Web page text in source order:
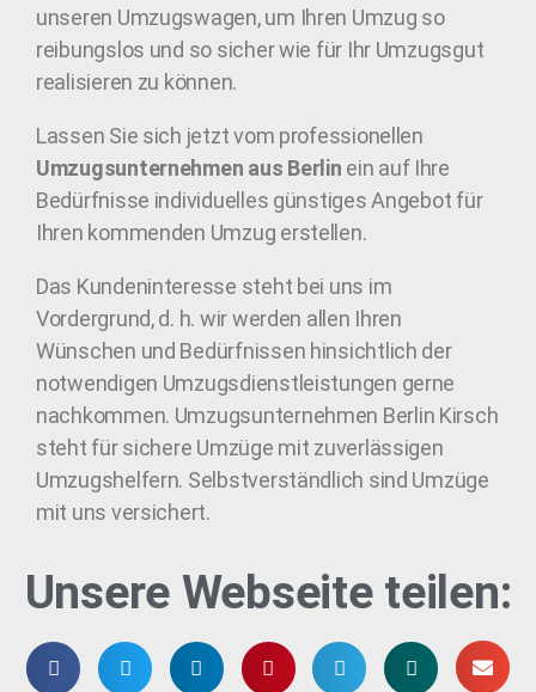
unseren Umzugswagen, um Ihren Umzug so
reibungslos und so sicher wie für Ihr Umzugsgut
realisieren zu können.
Lassen Sie sich jetzt vom professionellen
Umzugsunternehmen aus Berlin ein auf Ihre
Bedürfnisse individuelles günstiges Angebot für
Ihren kommenden Umzug erstellen.
Das Kundeninteresse steht bei uns im
Vordergrund, d. h. wir werden allen Ihren
Wünschen und Bedürfnissen hinsichtlich der
notwendigen Umzugsdienstleistungen gerne
nachkommen. Umzugsunternehmen Berlin Kirsch
steht für sichere Umzüge mit zuverlässigen
Umzugshelfern. Selbstverständlich sind Umzüge
mit uns versichert.
Unsere Webseite teilen: